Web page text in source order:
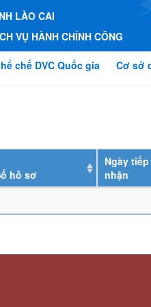
LÀO CAI
VỤ HÀNH CHÍNH CÔNG
chế DVC Quốc gia Cơ sở
hồ sơ
Ngày tiếp
nhận